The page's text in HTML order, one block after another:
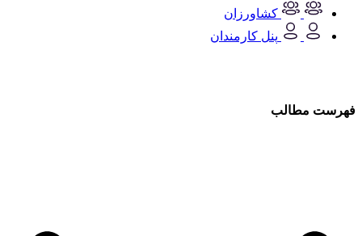
کشاورزان
پنل کارمندان
فهرست مطالب